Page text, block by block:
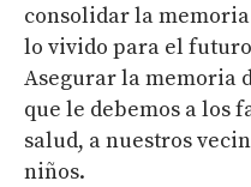
consolidar la
lo vivido para el
Asegurar la memoria
que le debemos a los
salud, a nuestros
niños.